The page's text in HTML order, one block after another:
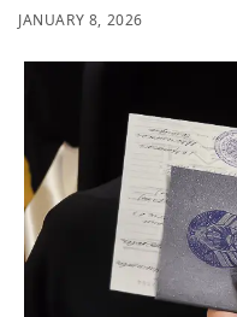
JANUARY 8, 2026